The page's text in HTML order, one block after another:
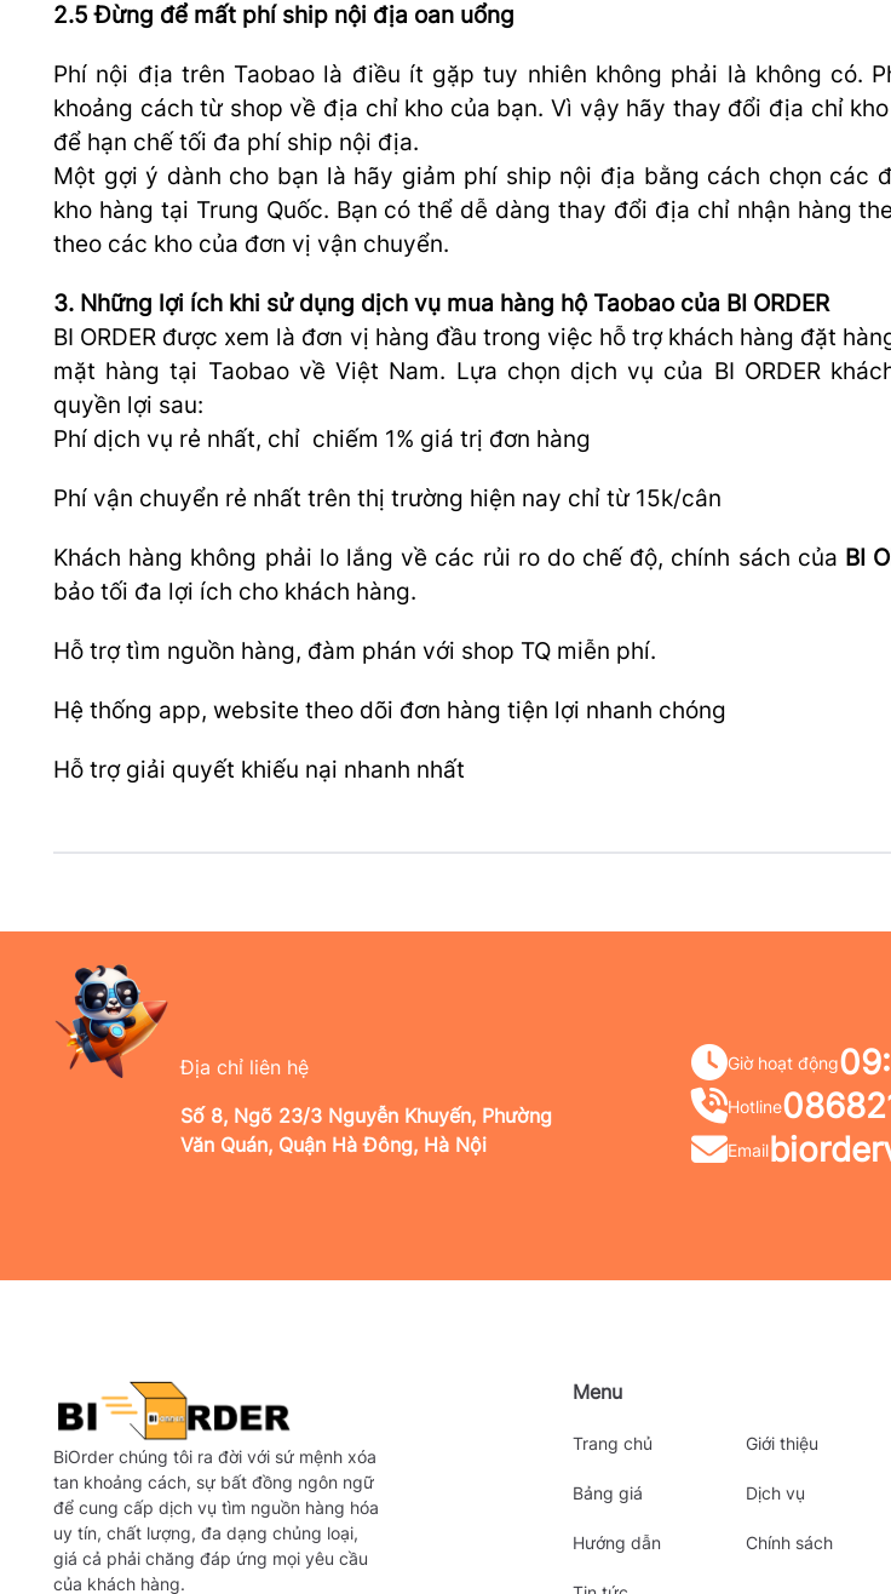
2.5 Đừng để mất phí ship nội địa oan uổng
Phí nội địa trên Taobao là điều ít gặp tuy nhiên không phải là không có.
khoảng cách từ shop về địa chỉ kho của bạn. Vì vậy hãy thay đổi địa chỉ
để hạn chế tối đa phí ship nội địa.
Một gợi ý dành cho bạn là hãy giảm phí ship nội địa bằng cách chọn các
kho hàng tại Trung Quốc. Bạn có thể dễ dàng thay đổi địa chỉ nhận hàng
theo các kho của đơn vị vận chuyển.
3. Những lợi ích khi sử dụng dịch vụ mua hàng hộ Taobao của BI ORDER
BI ORDER được xem là đơn vị hàng đầu trong việc hỗ trợ khách hàng đặt
mặt hàng tại Taobao về Việt Nam. Lựa chọn dịch vụ của BI ORDER
quyền lợi sau:
Phí dịch vụ rẻ nhất, chỉ chiếm 1% giá trị đơn hàng
Phí vận chuyển rẻ nhất trên thị trường hiện nay chỉ từ 15k/cân
Khách hàng không phải lo lắng về các rủi ro do chế độ, chính sách của BI
bảo tối đa lợi ích cho khách hàng.
Hỗ trợ tìm nguồn hàng, đàm phán với shop TQ miễn phí.
Hệ thống app, website theo dõi đơn hàng tiện lợi nhanh chóng
Hỗ trợ giải quyết khiếu nại nhanh nhất
Địa chỉ liên hệ
Số 8, Ngõ 23/3 Nguyễn Khuyến, Phường
Văn Quán, Quận Hà Đông, Hà Nội
Giờ hoạt động
Hotline
Email
BiOrder chúng tôi ra đời với sứ mệnh xóa
tan khoảng cách, sự bất đồng ngôn ngữ
để cung cấp dịch vụ tìm nguồn hàng hóa
uy tín, chất lượng, đa dạng chủng loại,
giá cả phải chăng đáp ứng mọi yêu cầu
của khách hàng.
Menu
Trang chủ Giới thiệu
Bảng giá Dịch vụ
Hướng dẫn Chính sách